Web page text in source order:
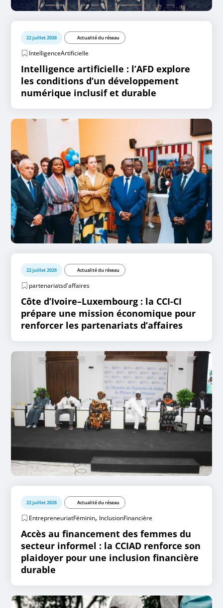
22 juillet 2026 Actualité du réseau
IntelligenceArtificielle
Intelligence artificielle : l’AFD explore
les conditions d’un développement
numérique inclusif et durable
22 juillet 2026 Actualité du réseau
partenariatsd'affaires
Côte d’Ivoire–Luxembourg : la CCI-CI
prépare une mission économique pour
renforcer les partenariats d’affaires
22 juillet 2026 Actualité du réseau
EntrepreneuriatFéminin, InclusionFinancière
Accès au financement des femmes du
secteur informel : la CCIAD renforce son
plaidoyer pour une inclusion financière
durable